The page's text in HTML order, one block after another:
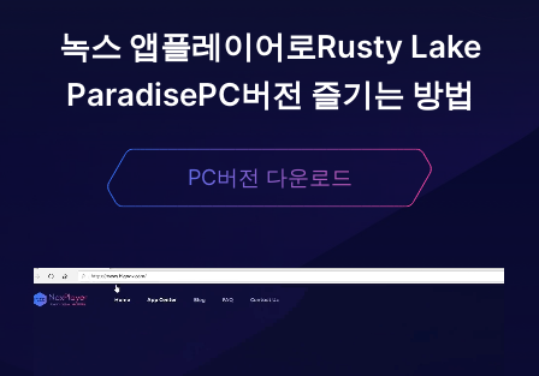
녹스 앱플레이어로Rusty Lake
ParadisePC버전 즐기는 방법
PC버전 다운로드